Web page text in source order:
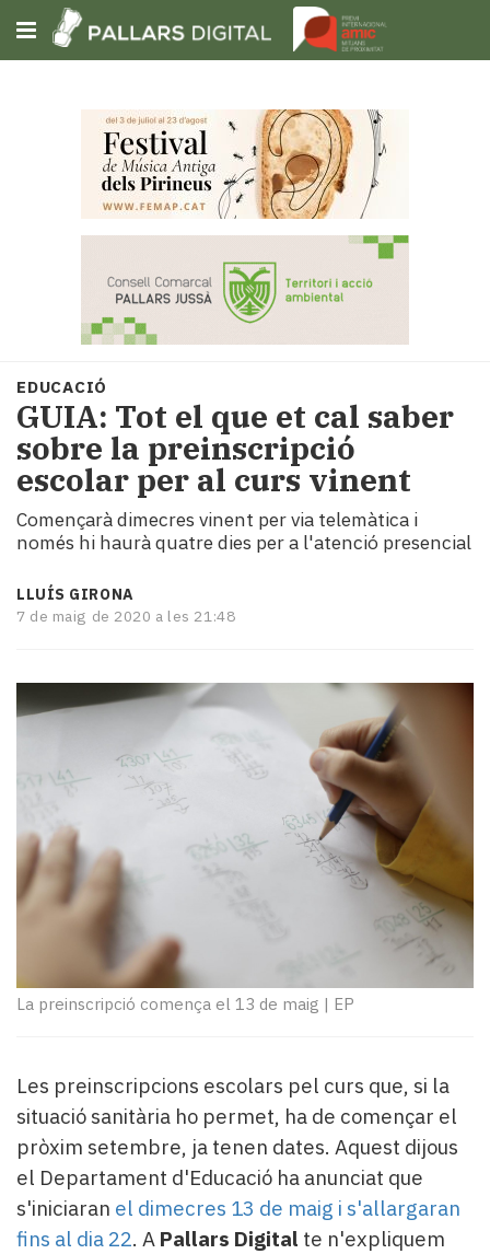
Subscriu-t'hi
Portada
Societat
Política
i
municipis
Economia
turisme
Esports
Mai
i
mitjans
Reportatges
Enquestes
A
escena!
Dis
Subscriptors
La
Pallars
Contingut
patrocinat
Lo
més
llegit...
Editorial
EDUCACIÓ
GUIA: Tot el que et cal saber
sobre la preinscripció
escolar per al curs vinent
Començarà dimecres vinent per via telemàtica i
només hi haurà quatre dies per a l'atenció presencial
LLUÍS GIRONA
7 de maig de 2020 a les 21:48
La preinscripció comença el 13 de maig | EP
Les preinscripcions escolars pel curs que, si la
situació sanitària ho permet, ha de començar el
pròxim setembre, ja tenen dates. Aquest dijous
el Departament d'Educació ha anunciat que
s'iniciaran el dimecres 13 de maig i s'allargaran
fins al dia 22. A Pallars Digital te n'expliquem